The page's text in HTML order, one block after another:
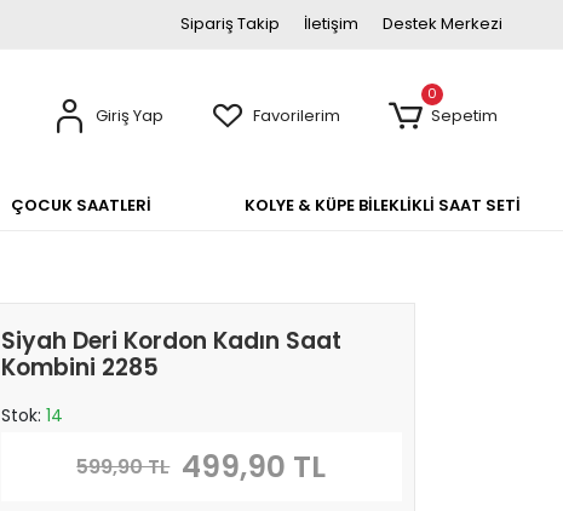
Sipariş Takip İletişim Destek Merkezi
Giriş Yap Favorilerim
0
Sepetim
ÇOCUK SAATLERİ KOLYE & KÜPE BİLEKLİKLİ SAAT SETİ
Siyah Deri Kordon Kadın Saat
Kombini 2285
Stok: 14
599,90 TL 499,90 TL